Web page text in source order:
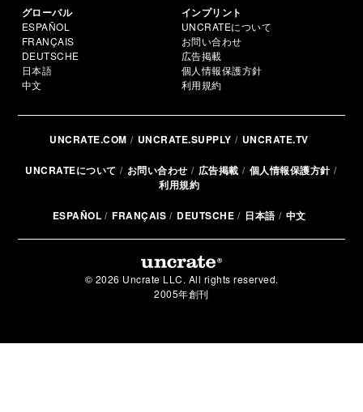
グローバル
ESPAÑOL
FRANÇAIS
DEUTSCHE
日本語
中文
インプリント
UNCRATEについて
お問い合わせ
広告掲載
個人情報保護方針
利用規約
UNCRATE.COM UNCRATE.SUPPLY UNCRATE.TV
UNCRATEについて お問い合わせ 広告掲載
個人情報保護方針
利用規約
ESPAÑOL FRANÇAIS DEUTSCHE 日本語 中文
© 2026 Uncrate LLC. All rights reserved.
2005年創刊